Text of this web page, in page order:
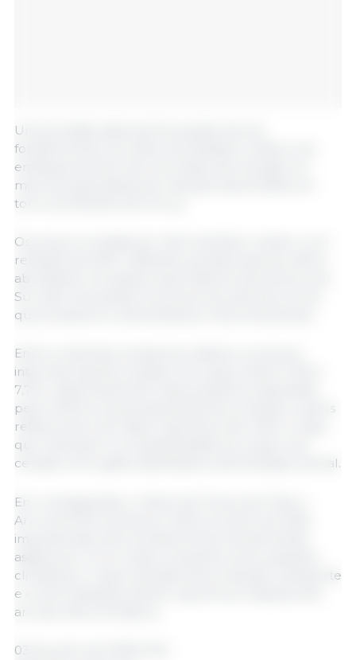
Uma pressão adicional de queda veio do
fortalecimento do dólar dos Estados Unidos e do
enfraquecimento dos mercados de energia, em
meio às expectativas de redução das tensões em
torno do Estreito de Ormuz.
Os preços mundiais do milho também caíram, com
retração de 6,2%, refletindo perspectivas de oferta
abundante nos países exportadores da América do
Sul, além da queda nos preços do petróleo bruto,
que pressionou a demanda por biocombustíveis.
Entre os demais cereais secundários, os preços
internacionais da cevada e do sorgo caíram 3,4% e
7,7%, respectivamente. Essa queda foi sustentada
pela melhora nas perspectivas de produção e pelos
reflexos dos mercados mais fracos de milho e trigo,
que reduziram a competitividade do sorgo e da
cevada como grãos destinados à alimentação animal.
Em contrapartida, o Índice de Preços de Todo o
Arroz da FAO aumentou 3,2% em junho de 2026,
impulsionado pelo fortalecimento da demanda
asiática por arroz Indica, enquanto preocupações
climáticas e custos elevados de produção, transporte
e comercialização deram suporte às cotações dos
arrozes não aromáticos.
03 de julho de 2026/ FAO.